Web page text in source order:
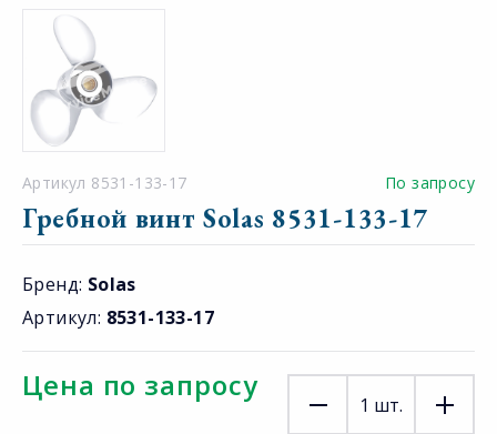
Артикул 8531-133-17 По запросу
Гребной винт Solas 8531-133-17
Бренд: Solas
Артикул: 8531-133-17
Цена по запросу
1 шт.